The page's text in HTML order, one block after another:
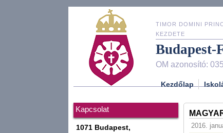
TIMOR DOMINI
KEZDETE
Budapest-
OM azonosító:
Kezdőlap
Kapcsolat
1071 Budapest,
2016.